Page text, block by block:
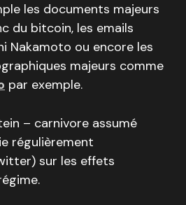
les documents majeurs
du bitcoin, les emails
Nakamoto ou encore les
majeurs comme
par exemple.
– carnivore assumé
régulièrement
sur les effets